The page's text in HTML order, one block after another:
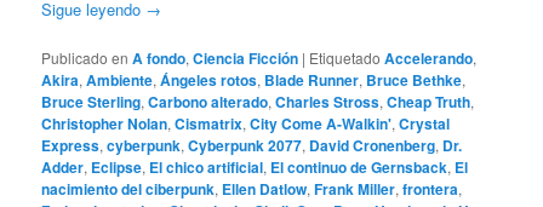
Sigue leyendo →
Publicado en A fondo,Ciencia Ficción | Etiquetado Accelerando,
Akira,Ambiente,Ángeles rotos, Blade Runner, Bruce Bethke,
Bruce Sterling,Carbono alterado,Charles Stross,Cheap Truth,
Christopher Nolan,Cismatrix,City Come A-Walkin',Crystal
Express,cyberpunk,Cyberpunk 2077, David Cronenberg, Dr.
Adder, Eclipse, El chico artificial, El continuo de Gernsback, El
nacimiento del ciberpunk, Ellen Datlow,Frank Miller,frontera,